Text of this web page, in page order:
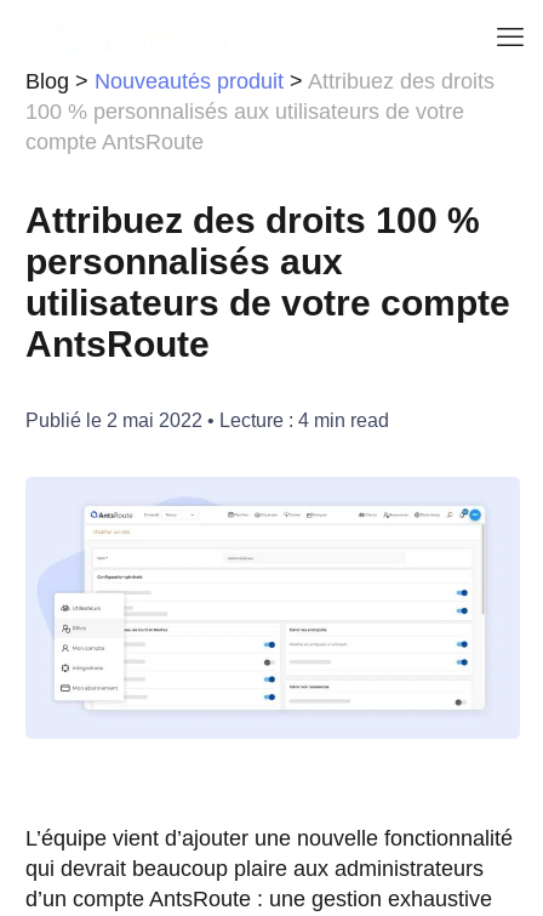
Blog > Nouveautés produit > Attribuez des droits
100 % personnalisés aux utilisateurs de votre
compte AntsRoute
Attribuez des droits 100 %
personnalisés aux
utilisateurs de votre compte
AntsRoute
Publié le 2 mai 2022 • Lecture : 4 min read
L’équipe vient d’ajouter une nouvelle fonctionnalité
qui devrait beaucoup plaire aux administrateurs
d’un compte AntsRoute : une gestion exhaustive